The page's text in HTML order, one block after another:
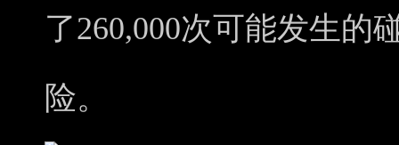
了260,000次可能发生的
险。